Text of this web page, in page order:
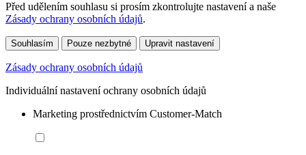
Před udělením souhlasu si prosím zkontrolujte nastavení a naše
Zásady ochrany osobních údajů.
Souhlasím Pouze nezbytné Upravit nastavení
Zásady ochrany osobních údajů
Individuální nastavení ochrany osobních údajů
Marketing prostřednictvím Customer-Match